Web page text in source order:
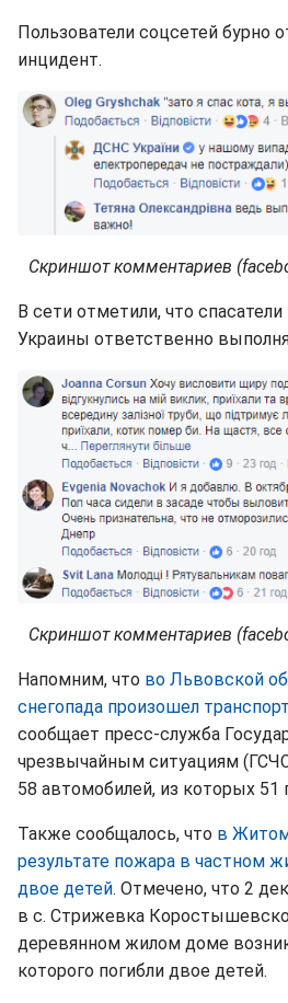
Пользователи соцсетей бурно
инцидент.
Скриншот комментариев
В сети отметили, что спасатели
Украины ответственно
Скриншот комментариев
Напомним, что во Львовской
снегопада произошел
сообщает пресс-служба
чрезвычайным ситуациям
58 автомобилей, из которых 51
Также сообщалось, что в
результате пожара в частном
двое детей. Отмечено, что 2
в с. Стрижевка
деревянном жилом доме
которого погибли двое детей.